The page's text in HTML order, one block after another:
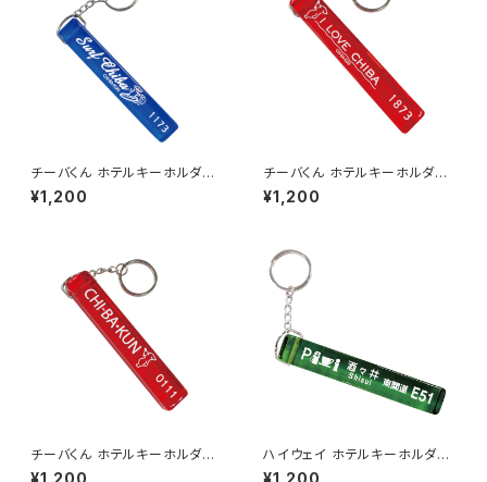
チーバくん ホテルキーホルダー
1173（ブルー）
¥1,200
チーバくん ホテルキーホルダー
1873
¥1,200
チーバくん ホテルキーホルダー
0111
¥1,200
ハイウェイ ホテルキーホルダー
【酒々井】
¥1,200